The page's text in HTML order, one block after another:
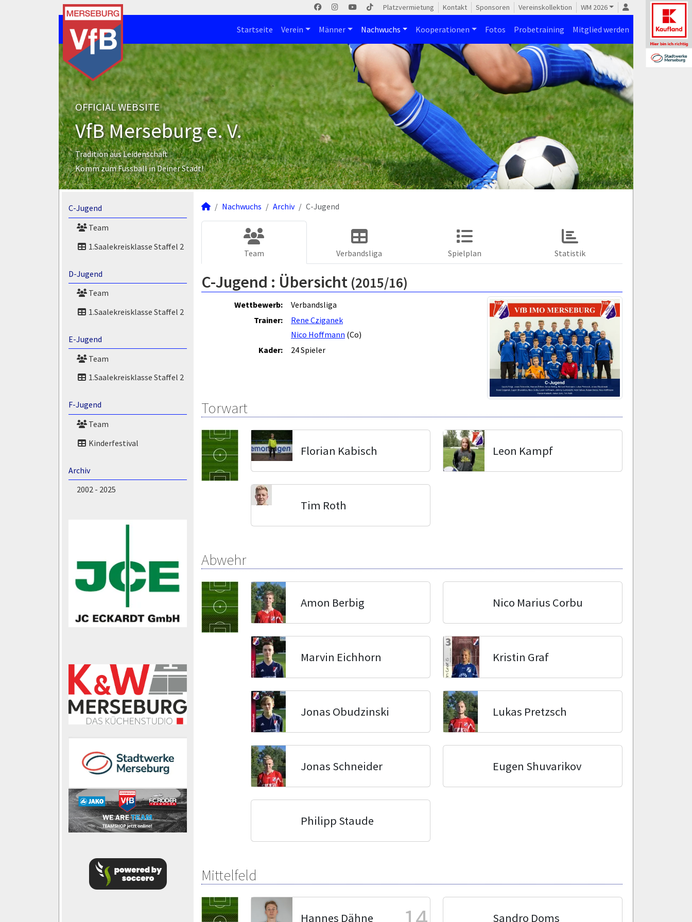
Platzvermietung Kontakt Sponsoren Vereinskollektion WM 2026
Startseite Verein Männer Nachwuchs Kooperationen Fotos Probetraining Mitglied werden
OFFICIAL WEBSITE
VfB Merseburg e. V.
Tradition aus Leidenschaft
Komm zum Fussball in Deiner Stadt!
C-Jugend
Team
1.Saalekreisklasse Staffel 2
D-Jugend
Team
1.Saalekreisklasse Staffel 2
E-Jugend
Team
1.Saalekreisklasse Staffel 2
F-Jugend
Team
Kinderfestival
Archiv
2002 - 2025
Nachwuchs Archiv C-Jugend
Team Verbandsliga Spielplan Statistik
C-Jugend : Übersicht (2015/16)
Wettbewerb:
Verbandsliga
Trainer:
Rene Cziganek
Nico Hoffmann (Co)
Kader:
24 Spieler
Torwart
Florian Kabisch Leon Kampf
Tim Roth
Abwehr
Amon Berbig Nico Marius Corbu
Marvin Eichhorn Kristin Graf
Jonas Obudzinski Lukas Pretzsch
Jonas Schneider Eugen Shuvarikov
Philipp Staude
Mittelfeld
Hannes Dähne Sandro Doms